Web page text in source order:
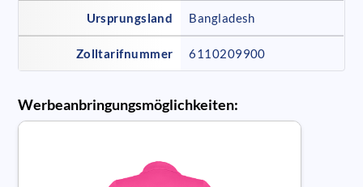
Ursprungsland Bangladesh
Zolltarifnummer 6110209900
Werbeanbringungsmöglichkeiten: